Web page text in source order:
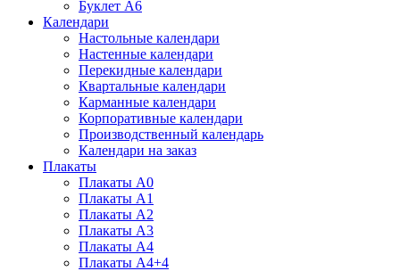
Буклет А6
Календари
Настольные календари
Настенные календари
Перекидные календари
Квартальные календари
Карманные календари
Корпоративные календари
Производственный календарь
Календари на заказ
Плакаты
Плакаты А0
Плакаты А1
Плакаты А2
Плакаты А3
Плакаты А4
Плакаты А4+4